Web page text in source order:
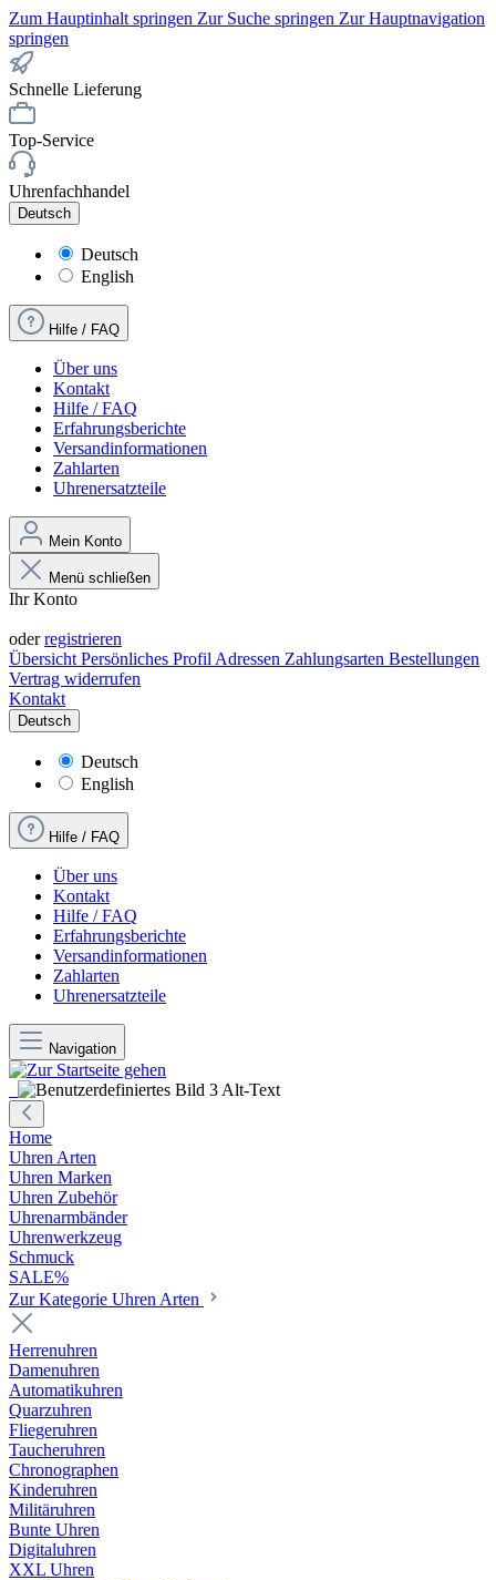
Zum Hauptinhalt springen Zur Suche springen Zur Hauptnavigation
springen
Schnelle Lieferung
Top-Service
Uhrenfachhandel
Deutsch
Deutsch
English
Hilfe / FAQ
Über uns
Kontakt
Hilfe / FAQ
Erfahrungsberichte
Versandinformationen
Zahlarten
Uhrenersatzteile
Mein Konto
Menü schließen
Ihr Konto
oderregistrieren
Übersicht Persönliches Profil Adressen Zahlungsarten Bestellungen
Vertrag widerrufen
Kontakt
Deutsch
Deutsch
English
Hilfe / FAQ
Über uns
Kontakt
Hilfe / FAQ
Erfahrungsberichte
Versandinformationen
Zahlarten
Uhrenersatzteile
Navigation
Home
Uhren Arten
Uhren Marken
Uhren Zubehör
Uhrenarmbänder
Uhrenwerkzeug
Schmuck
SALE%
Zur Kategorie Uhren Arten
Herrenuhren
Damenuhren
Automatikuhren
Quarzuhren
Fliegeruhren
Taucheruhren
Chronographen
Kinderuhren
Militäruhren
Bunte Uhren
Digitaluhren
XXL Uhren